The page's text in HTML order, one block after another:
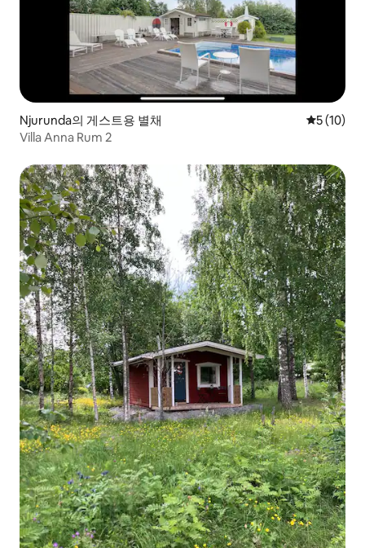
Njurunda의 게스트용 별채 평점 5점
5 (10)
Villa Anna Rum 2